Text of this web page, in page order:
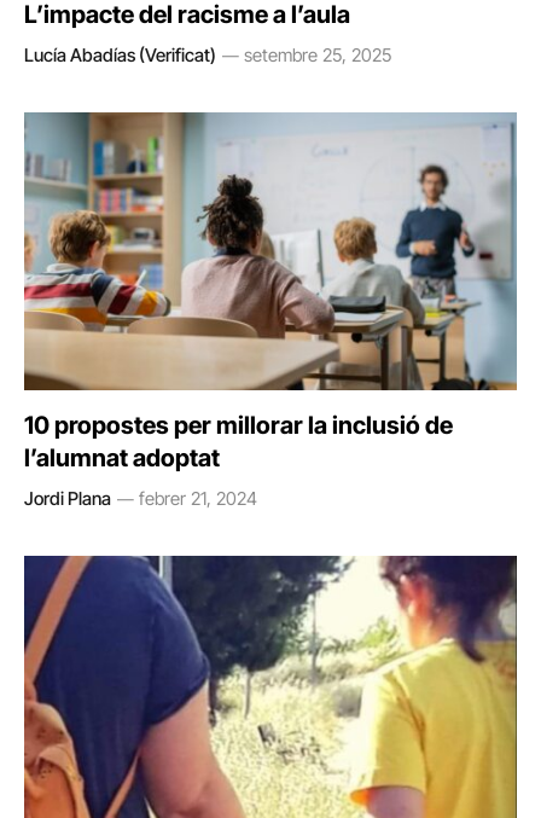
L’impacte del racisme a l’aula
Lucía Abadías (Verificat) setembre 25, 2025
10 propostes per millorar la inclusió de
l’alumnat adoptat
Jordi Plana febrer 21, 2024